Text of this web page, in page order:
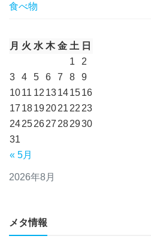
食べ物
2026年8月
月 火 水 木 金 土 日
« 5月
1
2
3
4 5 6 7 8
9
1011 12 13141516
17 18192021 22 23
24252627 282930
31
メタ情報